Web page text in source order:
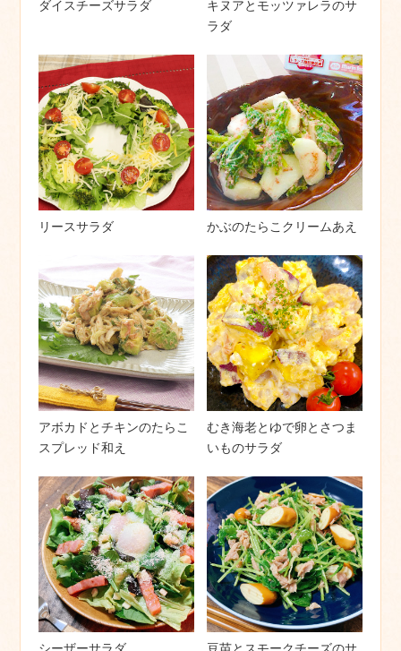
ダイスチーズサラダ
キヌアとモッツァレラのサ
ラダ
リースサラダ かぶのたらこクリームあえ
アボカドとチキンのたらこ
スプレッド和え
むき海老とゆで卵とさつま
いものサラダ